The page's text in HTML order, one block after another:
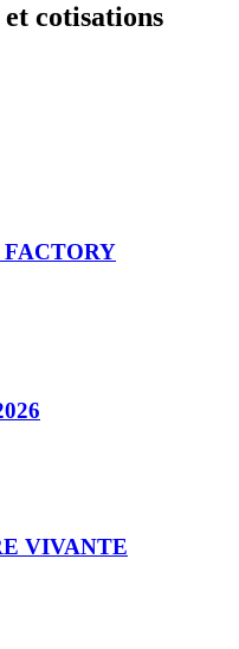
et cotisations
VIVANTE